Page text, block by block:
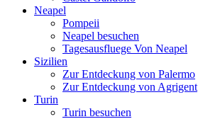
Neapel
Pompeii
Neapel besuchen
Tagesausfluege Von Neapel
Sizilien
Zur Entdeckung von Palermo
Zur Entdeckung von Agrigent
Turin
Turin besuchen